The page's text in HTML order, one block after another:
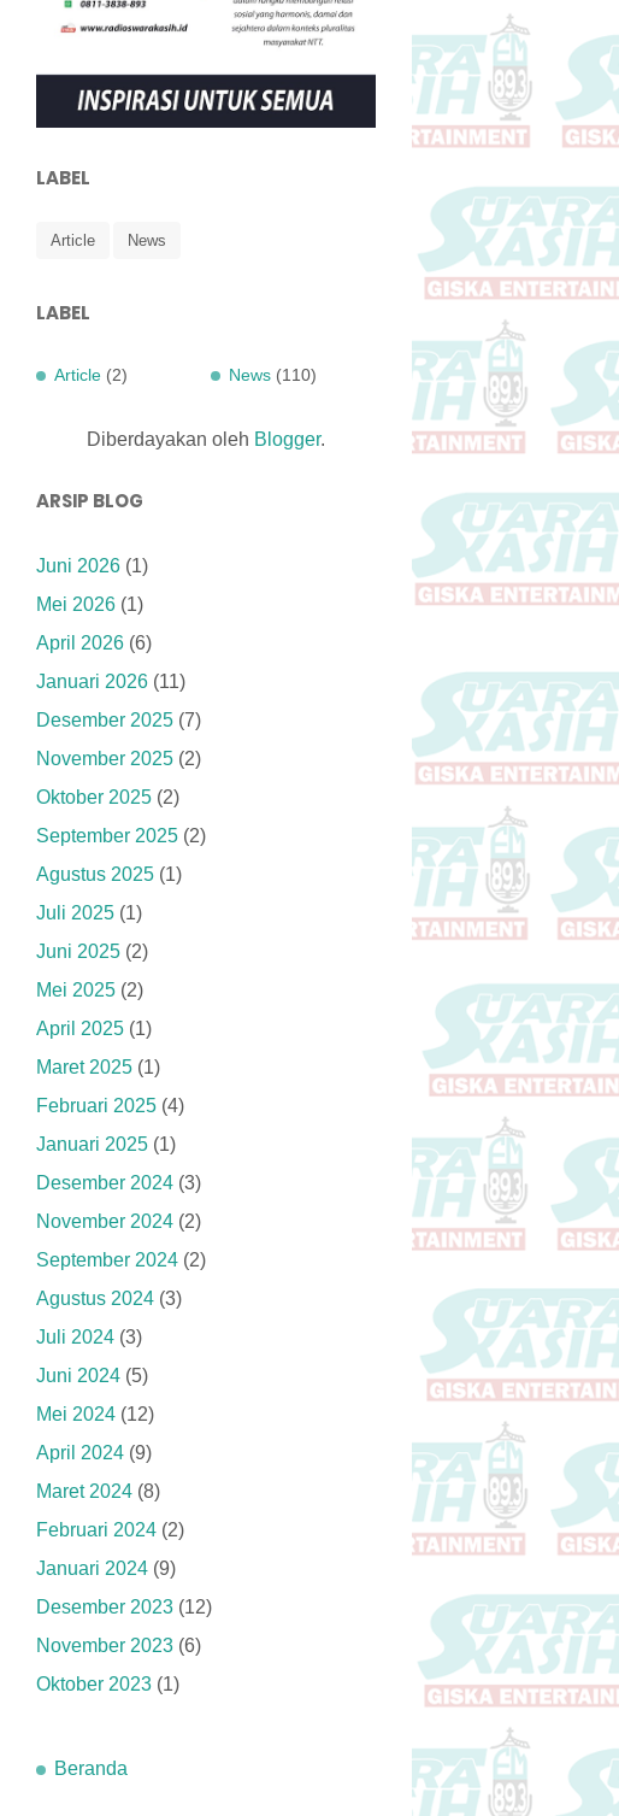
LABEL
Article News
LABEL
Article (2) News (110)
Diberdayakan oleh Blogger.
ARSIP BLOG
Juni 2026 (1)
Mei 2026 (1)
April 2026 (6)
Januari 2026 (11)
Desember 2025 (7)
November 2025 (2)
Oktober 2025 (2)
September 2025 (2)
Agustus 2025 (1)
Juli 2025 (1)
Juni 2025 (2)
Mei 2025 (2)
April 2025 (1)
Maret 2025 (1)
Februari 2025 (4)
Januari 2025 (1)
Desember 2024 (3)
November 2024 (2)
September 2024 (2)
Agustus 2024 (3)
Juli 2024 (3)
Juni 2024 (5)
Mei 2024 (12)
April 2024 (9)
Maret 2024 (8)
Februari 2024 (2)
Januari 2024 (9)
Desember 2023 (12)
November 2023 (6)
Oktober 2023 (1)
Beranda